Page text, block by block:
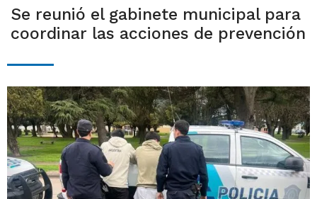
Se reunió el gabinete municipal para
coordinar las acciones de prevención